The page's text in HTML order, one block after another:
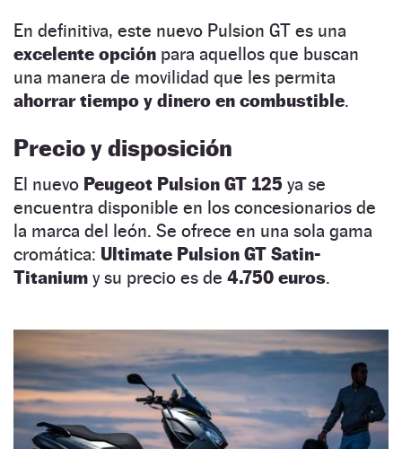
En definitiva, este nuevo Pulsion GT es una
excelente opción para aquellos que buscan
una manera de movilidad que les permita
ahorrar tiempo y dinero en combustible.
Precio y disposición
El nuevo Peugeot Pulsion GT 125 ya se
encuentra disponible en los concesionarios de
la marca del león. Se ofrece en una sola gama
cromática: Ultimate Pulsion GT Satin-
Titanium y su precio es de 4.750 euros.